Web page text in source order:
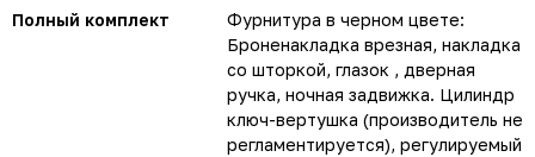
Полный комплект
Фурнитура в черном цвете:
Броненакладка врезная, накладка
со шторкой, глазок , дверная
ручка, ночная задвижка. Цилиндр
ключ-вертушка (производитель не
регламентируется), регулируемый